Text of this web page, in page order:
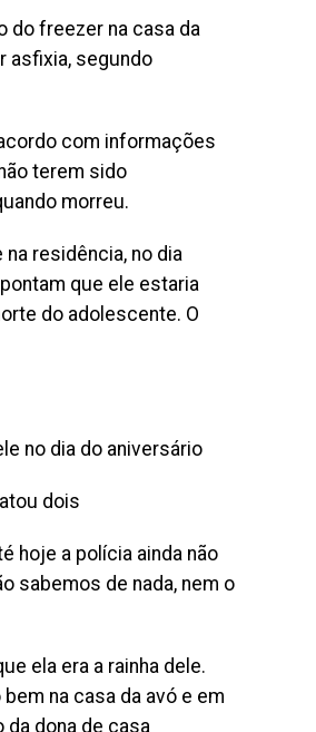
do freezer na casa da
asfixia, segundo
com informações
terem sido
morreu.
residência, no dia
que ele estaria
do adolescente. O
no dia do aniversário
dois
hoje a polícia ainda não
sabemos de nada, nem o
ela era a rainha dele.
na casa da avó e em
dona de casa